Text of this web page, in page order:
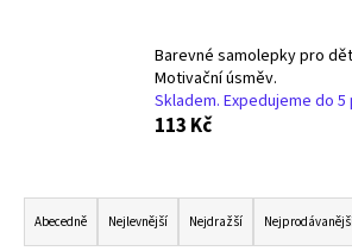
Barevné samolepky pro
Motivační úsměv.
Skladem. Expedujeme do 5
113 Kč
Ř
aAbecedně Nejlevnější Nejdražší